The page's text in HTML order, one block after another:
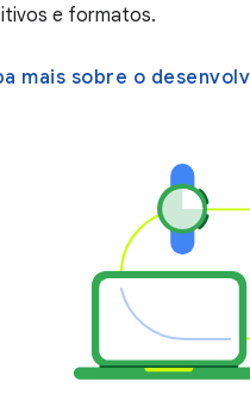
e formatos.
mais sobre o